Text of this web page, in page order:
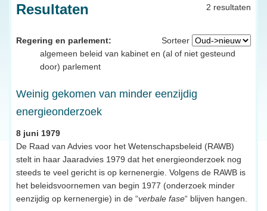
2 resultaten
Resultaten
Sorteer
Regering en parlement:
algemeen beleid van kabinet en (al of niet gesteund
door) parlement
Weinig gekomen van minder eenzijdig
energieonderzoek
8 juni 1979
De Raad van Advies voor het Wetenschapsbeleid (RAWB)
stelt in haar Jaaradvies 1979 dat het energieonderzoek nog
steeds te veel gericht is op kernenergie. Volgens de RAWB is
het beleidsvoornemen van begin 1977 (onderzoek minder
eenzijdig op kernenergie) in de “verbale fase“ blijven hangen.